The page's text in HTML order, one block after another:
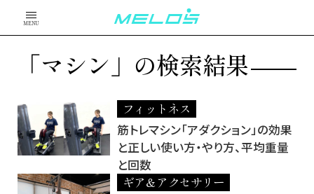
MENU
「マシン」の検索結果
フィットネス
筋トレマシン「アダクション」の効果
と正しい使い方・やり方、平均重量
と回数
ギア＆アクセサリー